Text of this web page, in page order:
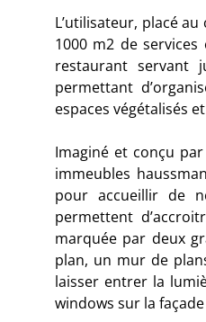
L’utilisateur, placé
1000 m2 de services
restaurant servant
permettant
espaces végétalisés
Imaginé et conçu par
immeubles
pour accueillir de
permettent
marquée par deux
plan, un mur de
laisser entrer la
windows sur la